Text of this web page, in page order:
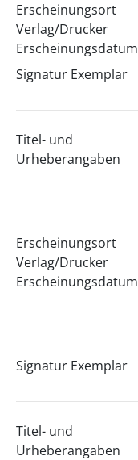
Erscheinungsort
Verlag/Drucker
Erscheinungsdatum
Signatur Exemplar
Titel- und
Urheberangaben
Erscheinungsort
Verlag/Drucker
Erscheinungsdatum
Signatur Exemplar
Titel- und
Urheberangaben